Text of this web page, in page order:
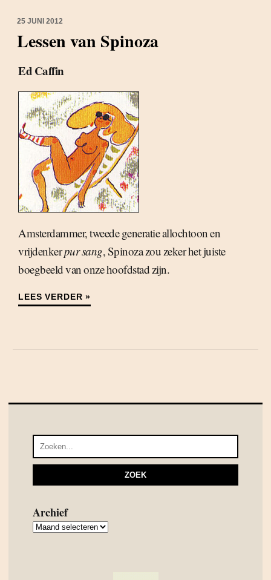
25 JUNI 2012
Lessen van Spinoza
Ed Caffin
Amsterdammer, tweede generatie allochtoon en
vrijdenkerpur sang, Spinoza zou zeker het juiste
boegbeeld van onze hoofdstad zijn.
LEES VERDER »
Archief
Archief